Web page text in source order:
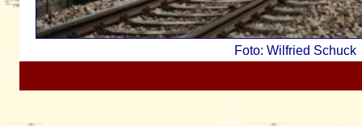
Foto: Wilfried Schuck